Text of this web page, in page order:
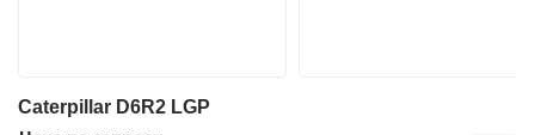
Caterpillar D6R2 LGP